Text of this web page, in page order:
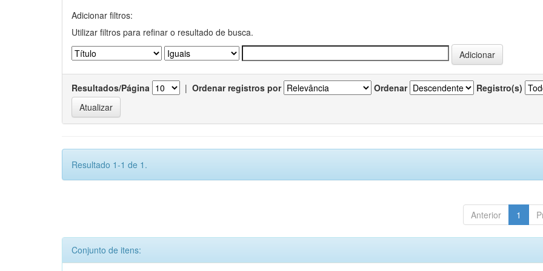
Adicionar filtros:
Utilizar filtros para refinar o resultado de busca.
Resultados/Página | Ordenar registros por Ordenar Registro(s)
Resultado 1-1 de 1.
Anterior 1
Conjunto de itens: